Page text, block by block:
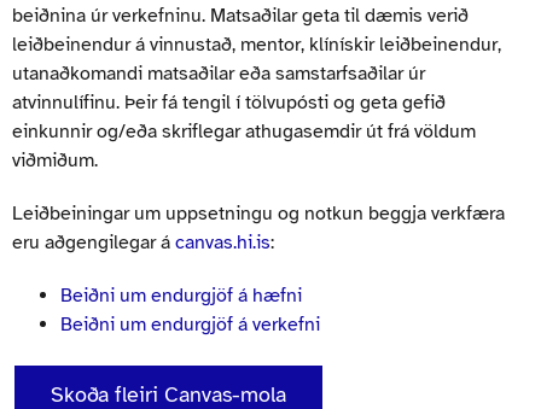
beiðnina úr verkefninu. Matsaðilar geta til dæmis verið
leiðbeinendur á vinnustað, mentor, klínískir leiðbeinendur,
utanaðkomandi matsaðilar eða samstarfsaðilar úr
atvinnulífinu. Þeir fá tengil í tölvupósti og geta gefið
einkunnir og/eða skriflegar athugasemdir út frá völdum
viðmiðum.
Leiðbeiningar um uppsetningu og notkun beggja verkfæra
eru aðgengilegar á canvas.hi.is:
Beiðni um endurgjöf á hæfni
Beiðni um endurgjöf á verkefni
Skoða fleiri Canvas-mola